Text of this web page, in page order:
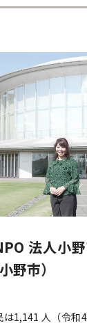
法人小
市）
1,141 人（令和